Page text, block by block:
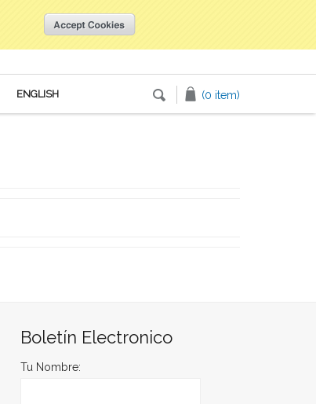
Inicia tu sesión
ENGLISH (0 item)
Boletín Electronico
Tu Nombre: